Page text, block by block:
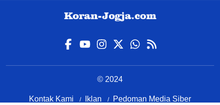
© 2024
Kontak Kami Iklan Pedoman Media Siber